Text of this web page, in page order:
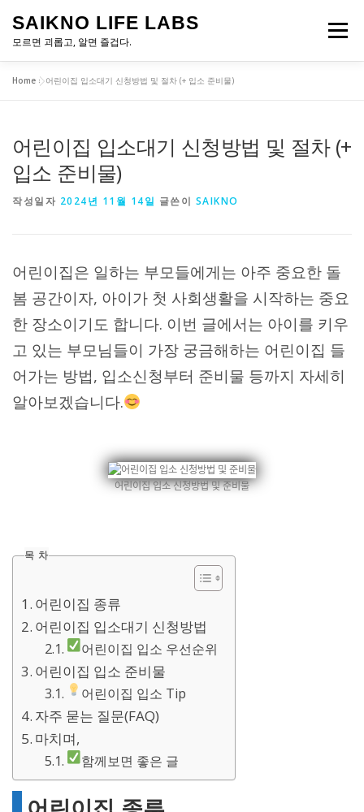
SAIKNO LIFE LABS
모르면 괴롭고, 알면 즐겁다.
메뉴
Home »어린이집 입소대기 신청방법 및 절차 (+ 입소 준비물)
어린이집 입소대기 신청방법 및 절차 (+
입소 준비물)
작성일자 2024년 11월 14일 글쓴이 SAIKNO
어린이집은 일하는 부모들에게는 아주 중요한 돌
봄 공간이자, 아이가 첫 사회생활을 시작하는 중요
한 장소이기도 합니다. 이번 글에서는 아이를 키우
고 있는 부모님들이 가장 궁금해하는 어린이집 들
어가는 방법, 입소신청부터 준비물 등까지 자세히
알아보겠습니다.
어린이집 입소 신청방법 및 준비물
목 차
어린이집 종류
어린이집 입소대기 신청방법
어린이집 입소 우선순위
어린이집 입소 준비물
어린이집 입소 Tip
자주 묻는 질문(FAQ)
마치며,
함께보면 좋은 글